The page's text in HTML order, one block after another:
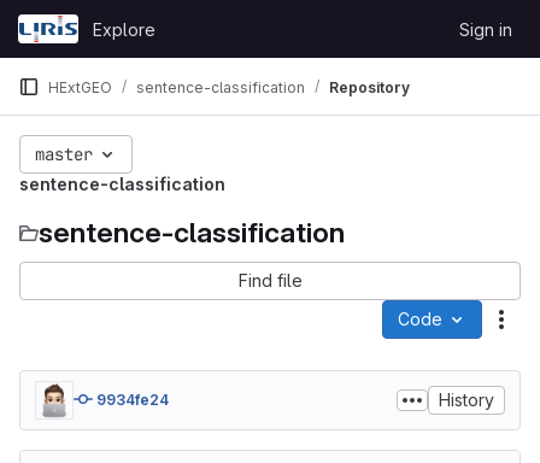
Skip to content
GitLab
Explore Sign in
HExtGEO sentence-classification Repository
master
sentence-classification
sentence-classification
Find file
Code
9934fe24 History